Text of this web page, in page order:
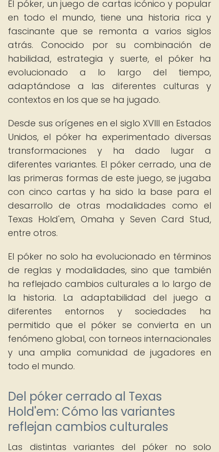
El póker, un juego de cartas icónico y popular
en todo el mundo, tiene una historia rica y
fascinante que se remonta a varios siglos
atrás. Conocido por su combinación de
habilidad, estrategia y suerte, el póker ha
evolucionado a lo largo del tiempo,
adaptándose a las diferentes culturas y
contextos en los que se ha jugado.
Desde sus orígenes en el siglo XVIII en Estados
Unidos, el póker ha experimentado diversas
transformaciones y ha dado lugar a
diferentes variantes. El póker cerrado, una de
las primeras formas de este juego, se jugaba
con cinco cartas y ha sido la base para el
desarrollo de otras modalidades como el
Texas Hold'em, Omaha y Seven Card Stud,
entre otros.
El póker no solo ha evolucionado en términos
de reglas y modalidades, sino que también
ha reflejado cambios culturales a lo largo de
la historia. La adaptabilidad del juego a
diferentes entornos y sociedades ha
permitido que el póker se convierta en un
fenómeno global, con torneos internacionales
y una amplia comunidad de jugadores en
todo el mundo.
Del póker cerrado al Texas
Hold'em: Cómo las variantes
reflejan cambios culturales
Las distintas variantes del póker no solo